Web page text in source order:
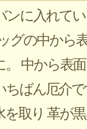
ンに入れてい
グの中から
中から表面
ちばん厄介
を取り 革が黒